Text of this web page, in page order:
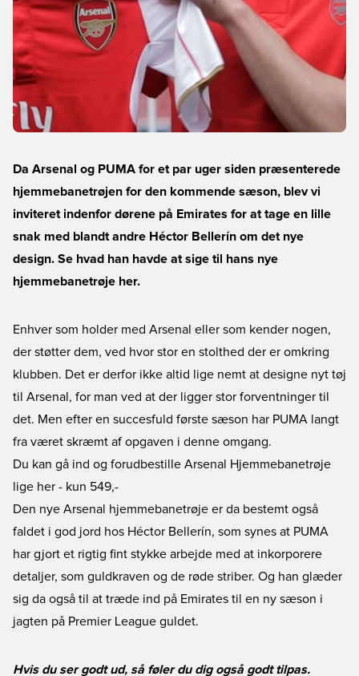
Da Arsenal og PUMA for et par uger siden præsenterede
hjemmebanetrøjen for den kommende sæson, blev vi
inviteret indenfor dørene på Emirates for at tage en lille
snak med blandt andre Héctor Bellerín om det nye
design. Se hvad han havde at sige til hans nye
hjemmebanetrøje her.
Enhver som holder med Arsenal eller som kender nogen,
der støtter dem, ved hvor stor en stolthed der er omkring
klubben. Det er derfor ikke altid lige nemt at designe nyt tøj
til Arsenal, for man ved at der ligger stor forventninger til
det. Men efter en succesfuld første sæson har PUMA langt
fra været skræmt af opgaven i denne omgang.
Du kan gå ind og forudbestille Arsenal Hjemmebanetrøje
lige her - kun 549,-
Den nye Arsenal hjemmebanetrøje er da bestemt også
faldet i god jord hos Héctor Bellerín, som synes at PUMA
har gjort et rigtig fint stykke arbejde med at inkorporere
detaljer, som guldkraven og de røde striber. Og han glæder
sig da også til at træde ind på Emirates til en ny sæson i
jagten på Premier League guldet.
Hvis du ser godt ud, så føler du dig også godt tilpas.